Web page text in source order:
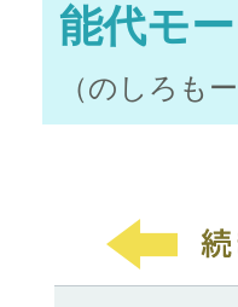
能代モ
（のしろも